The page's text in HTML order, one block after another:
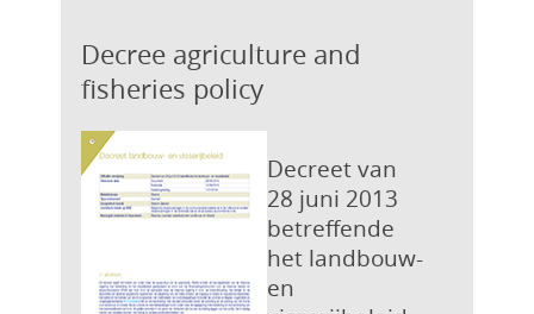
Decree agriculture and
fisheries policy
Decreet van
28 juni 2013
betreffende
het landbouw-
en